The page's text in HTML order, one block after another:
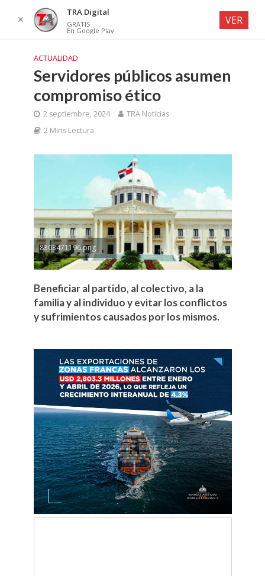
ACTUALIDAD
Servidores públicos asumen
compromiso ético
2 septiembre, 2024
TRA Noticias
2 Mins Lectura
8303471196.png
Beneficiar al partido, al colectivo, a la
familia y al individuo y evitar los conflictos
y sufrimientos causados ​​por los mismos.
✕
TRA Digital
GRATIS
En Google Play
VER